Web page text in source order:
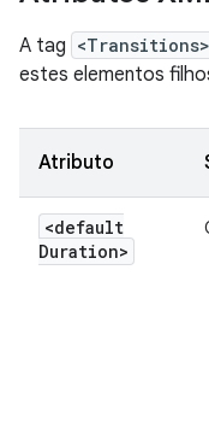
A tag <Transitions>
estes elementos
Atributo
<default
Duration>